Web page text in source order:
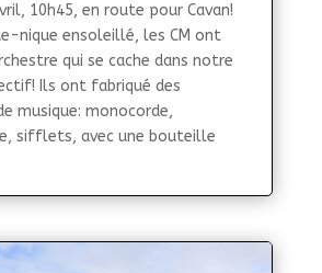
10h45, en route pour Cavan!
nique ensoleillé, les CM ont
qui se cache dans notre
Ils ont fabriqué des
musique: monocorde,
sifflets, avec une bouteille